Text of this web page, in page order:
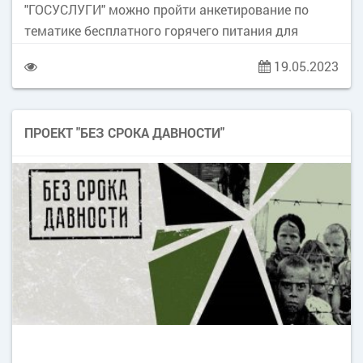
"ГОСУСЛУГИ" можно пройти анкетирование по
тематике бесплатного горячего питания для
19.05.2023
ПРОЕКТ "БЕЗ СРОКА ДАВНОСТИ"